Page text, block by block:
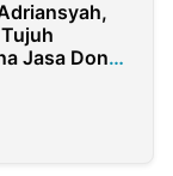
Jasa Don